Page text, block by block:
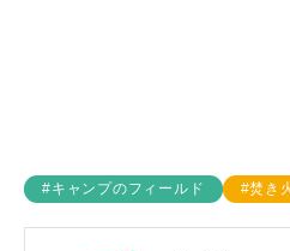
#キャンプのフィールド #焚き